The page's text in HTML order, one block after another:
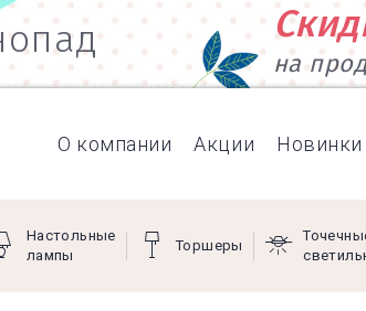
на
О компании Акции Новинки
Настольные
лампы
Торшеры